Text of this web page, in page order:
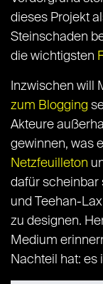
dieses Projekt
Steinschaden
die wichtigsten
Inzwischen will
zum Blogging
Akteure
gewinnen, was
Netzfeuilleton
dafür scheinbar
und Teehan-Lax
zu designen.
Medium
Nachteil hat: es